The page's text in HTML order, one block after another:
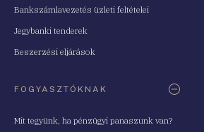
Bankszámlavezetés üzleti feltételei
Jegybanki tenderek
Beszerzési eljárások
FOGYASZTÓKNAK
Mit tegyünk, ha pénzügyi panaszunk van?